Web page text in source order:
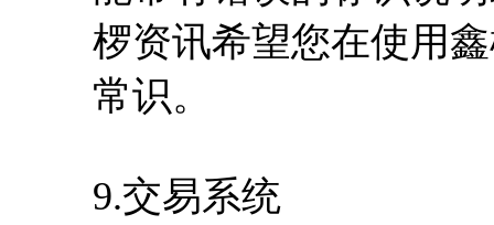
椤资讯希望您在使用
常识。
9.交易系统